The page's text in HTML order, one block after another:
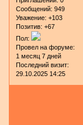
Сообщений: 949
Уважение: +103
Позитив: +67
Пол:
Провел на форуме:
1 месяц 7 дней
Последний визит:
29.10.2025 14:25